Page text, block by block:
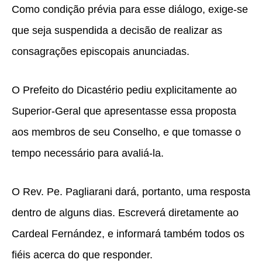
Como condição prévia para esse diálogo, exige-se
que seja suspendida a decisão de realizar as
consagrações episcopais anunciadas.
O Prefeito do Dicastério pediu explicitamente ao
Superior-Geral que apresentasse essa proposta
aos membros de seu Conselho, e que tomasse o
tempo necessário para avaliá-la.
O Rev. Pe. Pagliarani dará, portanto, uma resposta
dentro de alguns dias. Escreverá diretamente ao
Cardeal Fernández, e informará também todos os
fiéis acerca do que responder.